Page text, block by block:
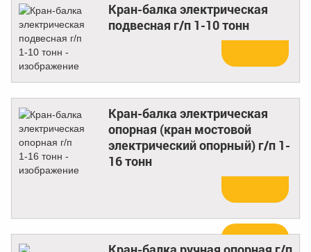
Кран-балка электрическая
подвесная г/п 1-10 тоннКупить
Кран-балка электрическая
опорная (кран мостовой
электрический опорный) г/п 1-
16 тонн